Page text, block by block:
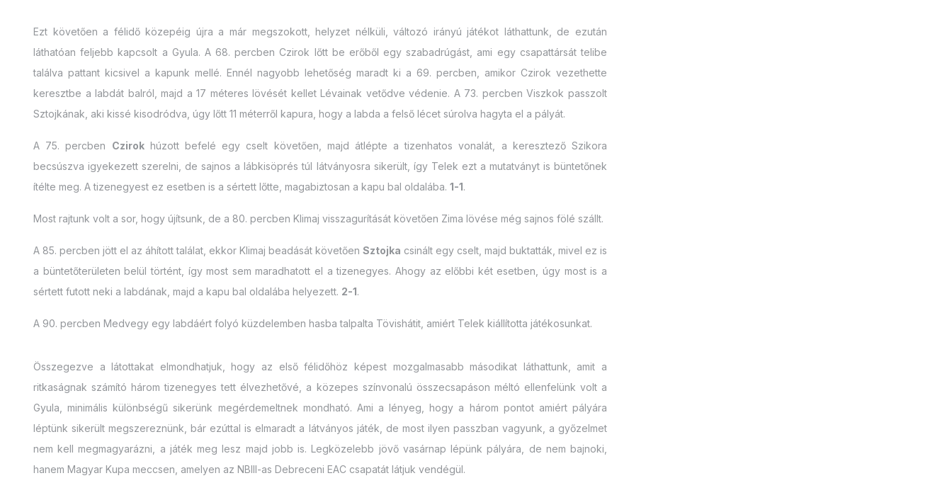
Ezt követően a félidő közepéig újra a már megszokott, helyzet nélküli, változó irányú játékot láthattunk, de ezután
láthatóan feljebb kapcsolt a Gyula. A 68. percben Czirok lőtt be erőből egy szabadrúgást, ami egy csapattársát telibe
találva pattant kicsivel a kapunk mellé. Ennél nagyobb lehetőség maradt ki a 69. percben, amikor Czirok vezethette
keresztbe a labdát balról, majd a 17 méteres lövését kellet Lévainak vetődve védenie. A 73. percben Viszkok passzolt
Sztojkának, aki kissé kisodródva, úgy lőtt 11 méterről kapura, hogy a labda a felső lécet súrolva hagyta el a pályát.
A 75. percben Czirokhúzott befelé egy cselt követően, majd átlépte a tizenhatos vonalát, a keresztező Szikora
becsúszva igyekezett szerelni, de sajnos a lábkisöprés túl látványosra sikerült, így Telek ezt a mutatványt is büntetőnek
ítélte meg. A tizenegyest ez esetben is a sértett lőtte, magabiztosan a kapu bal oldalába. 1-1.
Most rajtunk volt a sor, hogy újítsunk, de a 80. percben Klimaj visszagurítását követően Zima lövése még sajnos fölé szállt.
A 85. percben jött el az áhított találat, ekkor Klimaj beadását követően Sztojka csinált egy cselt, majd buktatták, mivel ez is
a büntetőterületen belül történt, így most sem maradhatott el a tizenegyes. Ahogy az előbbi két esetben, úgy most is a
sértett futott neki a labdának, majd a kapu bal oldalába helyezett. 2-1.
A 90. percben Medvegy egy labdáért folyó küzdelemben hasba talpalta Tövishátit, amiért Telek kiállította játékosunkat.
Összegezve a látottakat elmondhatjuk, hogy az első félidőhöz képest mozgalmasabb másodikat láthattunk, amit a
ritkaságnak számító három tizenegyes tett élvezhetővé, a közepes színvonalú összecsapáson méltó ellenfelünk volt a
Gyula, minimális különbségű sikerünk megérdemeltnek mondható. Ami a lényeg, hogy a három pontot amiért pályára
léptünk sikerült megszereznünk, bár ezúttal is elmaradt a látványos játék, de most ilyen passzban vagyunk, a győzelmet
nem kell megmagyarázni, a játék meg lesz majd jobb is. Legközelebb jövő vasárnap lépünk pályára, de nem bajnoki,
hanem Magyar Kupa meccsen, amelyen az NBIII-as Debreceni EAC csapatát látjuk vendégül.